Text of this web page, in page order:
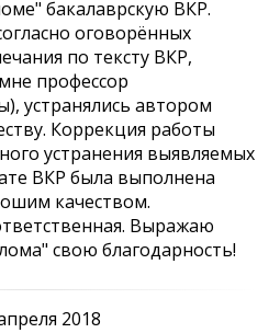
бакалаврскую ВКР.
оговорённых
по тексту ВКР,
профессор
устранялись автором
Коррекция работы
устранения выявляемых
ВКР была выполнена
качеством.
Выражаю
свою благодарность!
2018